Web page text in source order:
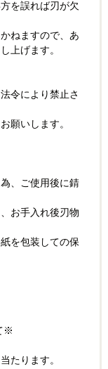
を誤れば刃が欠
ねますので、あ
上げます。
令により禁止さ
願いします。
、ご使用後に錆
お手入れ後刃物
を包装しての保
※
たります。